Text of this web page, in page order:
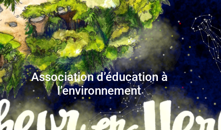
Association d’éducation à
l’environnement